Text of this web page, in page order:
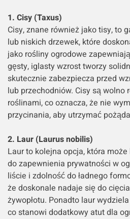
1. Cisy (Taxus)
Cisy, znane również jako tisy, to
lub niskich drzewek, które
jako rośliny ogrodowe
gęsty, iglasty wzrost tworzy
skutecznie zabezpiecza przed
lub przechodniów. Cisy są wolno
roślinami, co oznacza, że nie
przycinania, aby utrzymać
2. Laur (Laurus nobilis)
Laur to kolejna opcja, która
do zapewnienia prywatności w
liście i zdolność do ładnego
że doskonale nadaje się do
żywopłotu. Ponadto laur
co stanowi dodatkowy atut dla